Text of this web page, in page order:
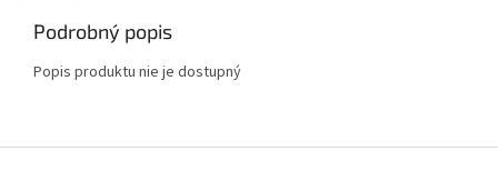
Podrobný popis
Popis produktu nie je dostupný